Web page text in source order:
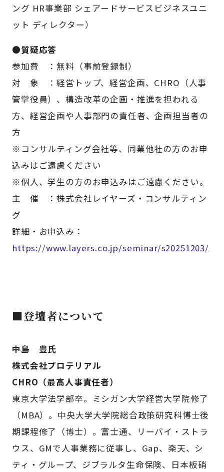
ング HR事業部 シェアードサービスビジネスユニ
ット ディレクター）
●質疑応答
参加費 ：無料（事前登録制）
対 象 ：経営トップ、経営企画、CHRO（人事
管掌役員）、構造改革の企画・推進を担われる
方、経営企画や人事部門の責任者、企画担当者の
方
※コンサルティング会社等、同業他社の方のお申
込みはご遠慮ください
※個人、学生の方のお申込みはご遠慮ください。
主 催 ：株式会社レイヤーズ・コンサルティン
グ
詳細・お申込み：
https://www.layers.co.jp/seminar/s20251203/
■登壇者について
中島 豊氏
株式会社プロテリアル
CHRO（最高人事責任者）
東京大学法学部卒。ミシガン大学経営大学院修了
（MBA）。中央大学大学院総合政策研究科博士後
期課程修了（博士）。富士通、リーバイ・ストラ
ウス、GMで人事業務に従事し、Gap、楽天、シ
ティ・グループ、ジブラルタ生命保険、日本板硝